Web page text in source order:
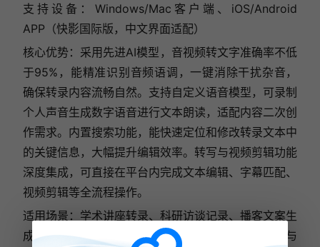
支持设备：Windows/Mac客户端、iOS/Android
APP（快影国际版，中文界面适配）
核心优势：采用先进AI模型，音视频转文字准确率不低
于95%，能精准识别音频语调，一键消除干扰杂音，
确保转录内容流畅自然。支持自定义语音模型，可录制
个人声音生成数字语音进行文本朗读，适配内容二次创
作需求。内置搜索功能，能快速定位和修改转录文本中
的关键信息，大幅提升编辑效率。转写与视频剪辑功能
深度集成，可直接在平台内完成文本编辑、字幕匹配、
视频剪辑等全流程操作。
适用场景：学术讲座转录、科研访谈记录、播客文案生
成、法律庭审记录、语言学习素材整理、短视频剪辑与